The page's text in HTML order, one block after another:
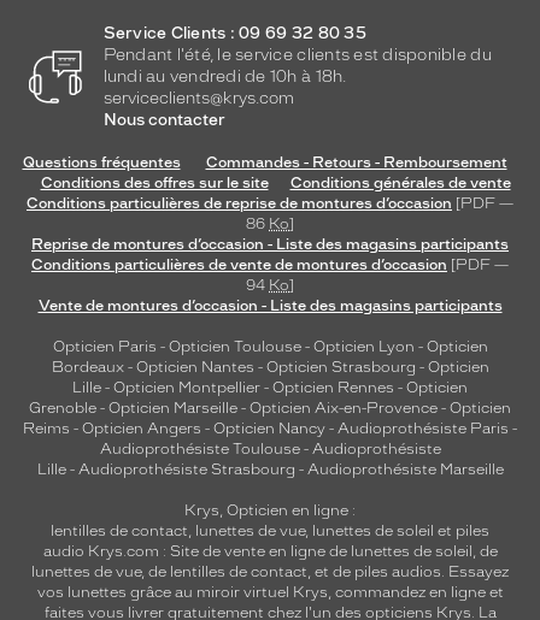
Service Clients : 09 69 32 80 35
Pendant l'été, le service clients est disponible du
lundi au vendredi de 10h à 18h.
serviceclients@krys.com
Nous contacter
Questions fréquentes
Commandes - Retours - Remboursement
Conditions des offres sur le site
Conditions générales de vente
Conditions particulières de reprise de montures d’occasion [PDF —
86 Ko]
Reprise de montures d’occasion - Liste des magasins participants
Conditions particulières de vente de montures d’occasion [PDF —
94 Ko]
Vente de montures d’occasion - Liste des magasins participants
Opticien Paris - Opticien Toulouse- Opticien Lyon - Opticien
Bordeaux- Opticien Nantes - Opticien Strasbourg - Opticien
Lille - Opticien Montpellier - Opticien Rennes - Opticien
Grenoble - Opticien Marseille - Opticien Aix-en-Provence - Opticien
Reims - Opticien Angers - Opticien Nancy - Audioprothésiste Paris -
Audioprothésiste Toulouse- Audioprothésiste
Lille- Audioprothésiste Strasbourg - Audioprothésiste Marseille
Krys, Opticien en ligne :
lentilles de contact, lunettes de vue, lunettes de soleil et piles
audio Krys.com : Site de vente en ligne de lunettes de soleil, de
lunettes de vue, de lentilles de contact, et de piles audios. Essayez
vos lunettes grâce au miroir virtuel Krys, commandez en ligne et
faites vous livrer gratuitement chez l'un des opticiens Krys. La